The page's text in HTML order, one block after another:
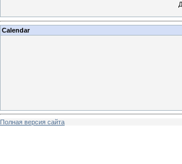
Calendar
Полная версия сайта